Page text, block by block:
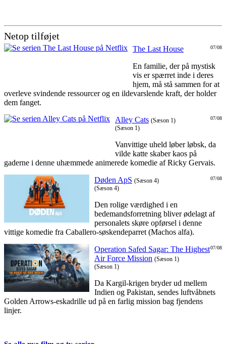
Netop tilføjet
07/08
The Last House
En familie, der på mystisk
vis er spærret inde i deres
hjem, må stå sammen for at
overleve svindende ressourcer og en ildevarslende kraft, der holder
dem fanget.
07/08
Alley Cats (Sæson 1)
(Sæson 1)
Vanvittige uheld løber løbsk, da
vilde katte skaber kaos på
gaderne i denne uhæmmede animerede komedie af Ricky Gervais.
07/08
Døden ApS (Sæson 4)
(Sæson 4)
Den rolige værdighed i en
bedemandsforretning bliver ødelagt af
personalets skøre opførsel i denne
vittige komedie fra Caballero-søskendeparret (Machos alfa).
07/08
Operation Safed Sagar: The Highest
Air Force Mission (Sæson 1)
(Sæson 1)
Da Kargil-krigen bryder ud mellem
Indien og Pakistan, sendes luftvåbnets
Golden Arrows-eskadrille ud på en farlig mission bag fjendens
linjer.